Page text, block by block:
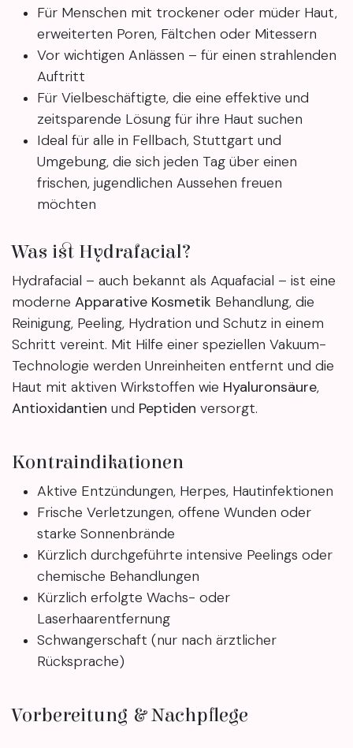
Für Menschen mit trockener oder müder Haut,
erweiterten Poren, Fältchen oder Mitessern
Vor wichtigen Anlässen – für einen strahlenden
Auftritt
Für Vielbeschäftigte, die eine effektive und
zeitsparende Lösung für ihre Haut suchen
Ideal für alle in Fellbach, Stuttgart und
Umgebung, die sich jeden Tag über einen
frischen, jugendlichen Aussehen freuen
möchten
Was ist Hydrafacial?
Hydrafacial – auch bekannt als Aquafacial – ist eine
moderne Apparative Kosmetik Behandlung, die
Reinigung, Peeling, Hydration und Schutz in einem
Schritt vereint. Mit Hilfe einer speziellen Vakuum-
Technologie werden Unreinheiten entfernt und die
Haut mit aktiven Wirkstoffen wie Hyaluronsäure,
Antioxidantien und Peptiden versorgt.
Kontraindikationen
Aktive Entzündungen, Herpes, Hautinfektionen
Frische Verletzungen, offene Wunden oder
starke Sonnenbrände
Kürzlich durchgeführte intensive Peelings oder
chemische Behandlungen
Kürzlich erfolgte Wachs- oder
Laserhaarentfernung
Schwangerschaft (nur nach ärztlicher
Rücksprache)
Vorbereitung & Nachpflege